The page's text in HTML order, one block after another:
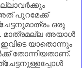
പുറമേക്ക്
ഒരു
മാത്രമല്ല അയാൾ
യാതൊന്നും
തോന്നിയതാണ്‌.